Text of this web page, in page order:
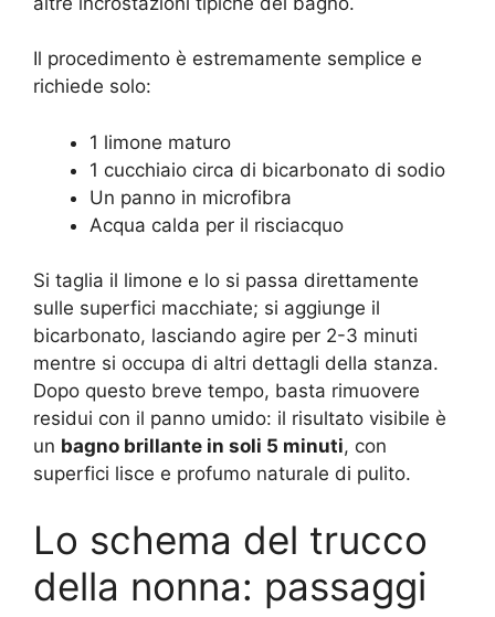
Il procedimento è estremamente semplice e
richiede solo:
1 limone maturo
1 cucchiaio circa di bicarbonato di sodio
Un panno in microfibra
Acqua calda per il risciacquo
Si taglia il limone e lo si passa direttamente
sulle superfici macchiate; si aggiunge il
bicarbonato, lasciando agire per 2-3 minuti
mentre si occupa di altri dettagli della stanza.
Dopo questo breve tempo, basta rimuovere
residui con il panno umido: il risultato visibile è
un bagno brillante in soli 5 minuti, con
superfici lisce e profumo naturale di pulito.
Lo schema del trucco
della nonna: passaggi